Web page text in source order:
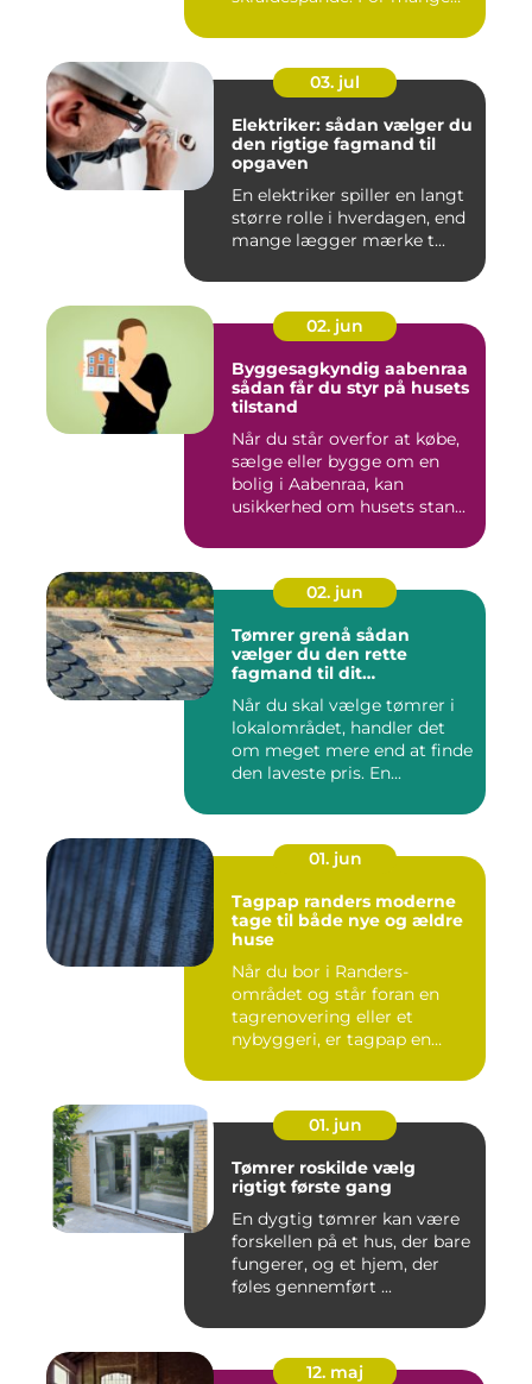
03. jul
Elektriker: sådan vælger du
den rigtige fagmand til
opgaven
En elektriker spiller en langt
større rolle i hverdagen, end
mange lægger mærke t...
02. jun
Byggesagkyndig aabenraa
sådan får du styr på husets
tilstand
Når du står overfor at købe,
sælge eller bygge om en
bolig i Aabenraa, kan
usikkerhed om husets stan...
02. jun
Tømrer grenå sådan
vælger du den rette
fagmand til dit
Når du skal vælge tømrer i
lokalområdet, handler det
om meget mere end at finde
den laveste pris. En...
01. jun
Tagpap randers moderne
tage til både nye og ældre
huse
Når du bor i Randers-
området og står foran en
tagrenovering eller et
nybyggeri, er tagpap en
01. jun
Tømrer roskilde vælg
rigtigt første gang
En dygtig tømrer kan være
forskellen på et hus, der bare
fungerer, og et hjem, der
føles gennemført ...
12. maj